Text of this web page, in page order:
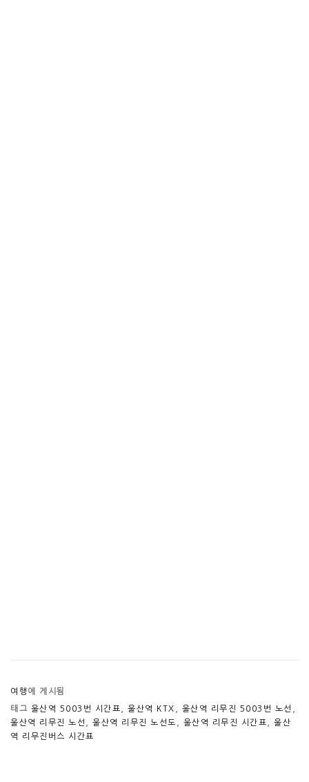
여행 에 게시됨
태그 울산역 5003번 시간표 울산역 KTX 울산역 리무진 5003번 노선
울산역 리무진 노선
울산역 리무진 노선도 울산역 리무진 시간표
울산
역 리무진버스 시간표